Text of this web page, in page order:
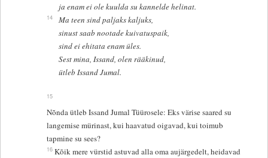
ja enam ei ole kuulda su kannelde helinat.
14
Ma teen sind paljaks kaljuks,
sinust saab nootade kuivatuspaik,
sind ei ehitata enam üles.
Sest mina, Issand, olen rääkinud,
ütleb Issand Jumal.
15
Nõnda ütleb Issand Jumal Tüürosele: Eks värise saared su
langemise mürinast, kui haavatud oigavad, kui toimub
tapmine su sees?
16 Kõik mere vürstid astuvad alla oma aujärgedelt, heidavad